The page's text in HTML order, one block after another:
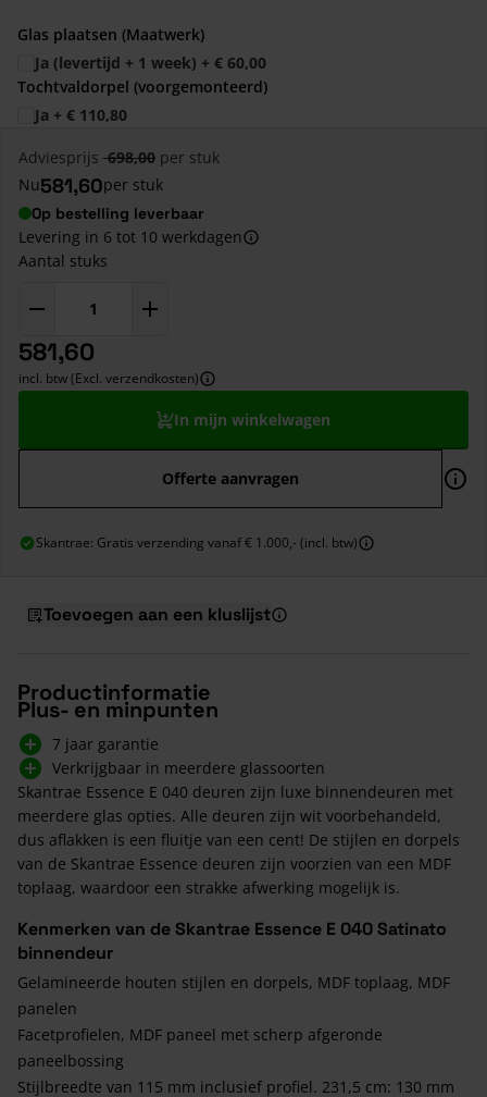
Glas plaatsen (Maatwerk)
Ja (levertijd + 1 week) + € 60,00
Tochtvaldorpel (voorgemonteerd)
Ja + € 110,80
Adviesprijs 698,00 per stuk
Nu581,60per stuk
Op bestelling leverbaar
Levering in 6 tot 10 werkdagen
Aantal stuks
581,60
incl. btw (Excl. verzendkosten)
In mijn winkelwagen
Offerte aanvragen
Skantrae: Gratis verzending vanaf € 1.000,- (incl. btw)
Toevoegen aan een kluslijst
Productinformatie
Plus- en minpunten
7 jaar garantie
Verkrijgbaar in meerdere glassoorten
Skantrae Essence E 040 deuren zijn luxe binnendeuren met
meerdere glas opties. Alle deuren zijn wit voorbehandeld,
dus aflakken is een fluitje van een cent! De stijlen en dorpels
van de Skantrae Essence deuren zijn voorzien van een MDF
toplaag, waardoor een strakke afwerking mogelijk is.
Kenmerken van de Skantrae Essence E 040 Satinato
binnendeur
Gelamineerde houten stijlen en dorpels, MDF toplaag, MDF
panelen
Facetprofielen, MDF paneel met scherp afgeronde
paneelbossing
Stijlbreedte van 115 mm inclusief profiel. 231,5 cm: 130 mm